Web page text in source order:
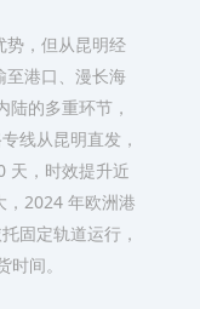
势，但从昆明经
至港口、漫长海
的多重环节，
线从昆明直发，
天，时效提升近
，2024 年欧洲港
固定轨道运行，
间。​